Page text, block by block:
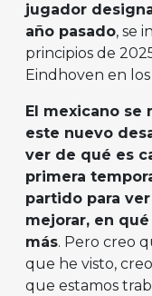
jugador
año pasado, se
principios de
Eindhoven en los
El mexicano
este nuevo
ver de qué es
primera
partido para
mejorar, en
más. Pero creo
que he visto,
que estamos